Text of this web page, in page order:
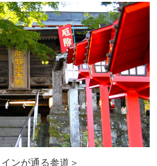
ンが通る参道＞